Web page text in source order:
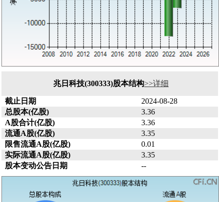
兆日科技(300333)股本结构>>详细
截止日期
2024-08-28
总股本(亿股)
3.36
A股合计(亿股)
3.36
流通A股(亿股)
3.35
限售流通A股(亿股)
0.01
实际流通A股(亿股)
3.35
股本变动公告日期
--